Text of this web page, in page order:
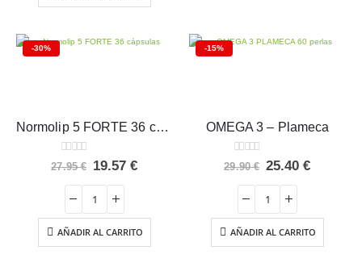
-30%
Normolip 5 FORTE 36 cápsulas
0 out of 5
27.95€ El
original
era:
27.95 €.
19.57€El
19.57 €.
AÑADIR AL CARRITO
-15%
OMEGA 3 – Plameca
0 out of 5
29.90€ El
original
era:
29.90 €.
25.40€El
25.40 €.
AÑADIR AL CARRITO